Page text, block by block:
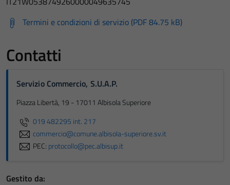
Termini e condizioni di servizio (PDF 84.75 kB)
Contatti
Servizio Commercio, S.U.A.P.
Piazza Libertà, 19 - 17011 Albisola Superiore
019 482295 int. 217
commercio@comune.albisola-superiore.sv.it
PEC: protocollo@pec.albisup.it
Gestito da: